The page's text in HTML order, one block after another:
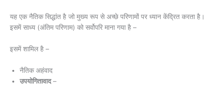
यह एक नैतिक सिद्धांत है जो मुख्य रूप से अच्छे परिणामों पर ध्यान केंद्रित करता है।
इसमें साध्य (अंतिम परिणाम) को सर्वोपरि माना गया है –
इसमें शामिल है –
नैतिक अहंवाद
उपयोगितावाद–